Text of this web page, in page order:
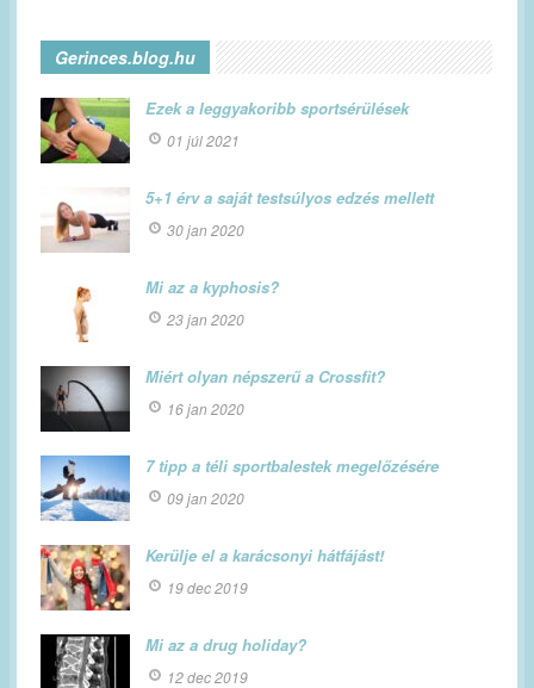
Gerinces.blog.hu
Ezek a leggyakoribb sportsérülések
01 júl 2021
5+1 érv a saját testsúlyos edzés mellett
30 jan 2020
Mi az a kyphosis?
23 jan 2020
Miért olyan népszerű a Crossfit?
16 jan 2020
7 tipp a téli sportbalestek megelőzésére
09 jan 2020
Kerülje el a karácsonyi hátfájást!
19 dec 2019
Mi az a drug holiday?
12 dec 2019